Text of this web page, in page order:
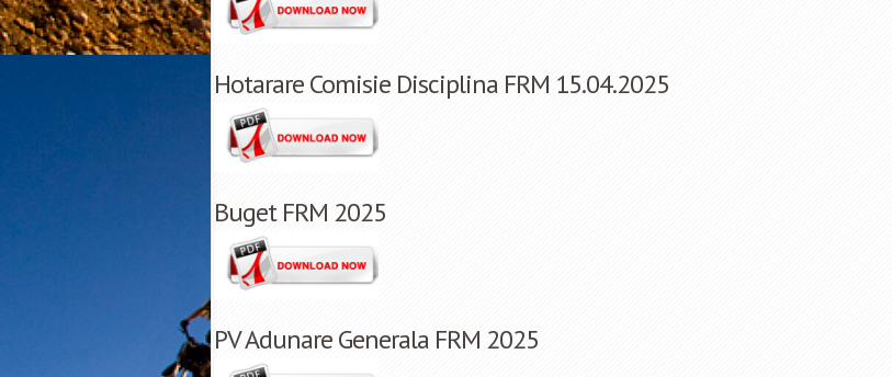
Hotarare Comisie Disciplina FRM 15.04.2025
Buget FRM 2025
PV Adunare Generala FRM 2025